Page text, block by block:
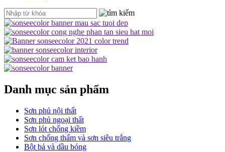
Danh mục sản phẩm
Sơn phủ nội thất
Sơn phủ ngoại thất
Sơn lót chống kiềm
Sơn chống thấm và sơn siêu trắng
Bột bả và dầu bóng